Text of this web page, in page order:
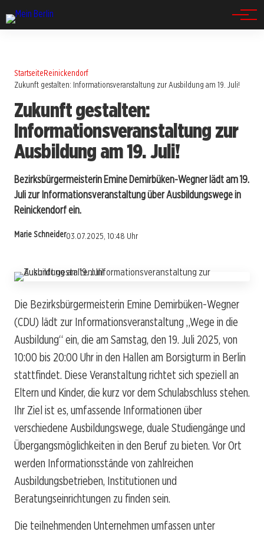
StartseiteReinickendorf
Zukunft gestalten: Informationsveranstaltung zur Ausbildung am 19. Juli!
Zukunft gestalten:
Informationsveranstaltung zur
Ausbildung am 19. Juli!
Bezirksbürgermeisterin Emine Demirbüken-Wegner lädt am 19.
Juli zur Informationsveranstaltung über Ausbildungswege in
Reinickendorf ein.
Marie Schneider03.07.2025, 10:48 Uhr
Die Bezirksbürgermeisterin Emine Demirbüken-Wegner
(CDU) lädt zur Informationsveranstaltung „Wege in die
Ausbildung“ ein, die am Samstag, den 19. Juli 2025, von
10:00 bis 20:00 Uhr in den Hallen am Borsigturm in Berlin
stattfindet. Diese Veranstaltung richtet sich speziell an
Eltern und Kinder, die kurz vor dem Schulabschluss stehen.
Ihr Ziel ist es, umfassende Informationen über
verschiedene Ausbildungswege, duale Studiengänge und
Übergangsmöglichkeiten in den Beruf zu bieten. Vor Ort
werden Informationsstände von zahlreichen
Ausbildungsbetrieben, Institutionen und
Beratungseinrichtungen zu finden sein.
Die teilnehmenden Unternehmen umfassen unter